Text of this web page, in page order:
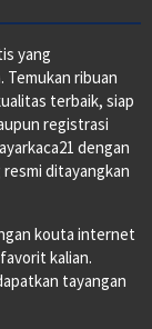
yang
Temukan ribuan
terbaik, siap
registrasi
dengan
ditayangkan
kouta internet
kalian.
tayangan